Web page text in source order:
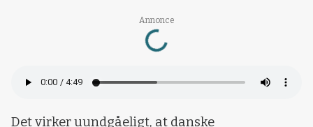
Annonce
Loading...
Det virker uundgåeligt, at danske